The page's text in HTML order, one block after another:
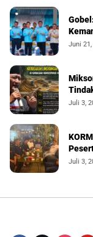
Juni
Juli 3,
Juli 3,